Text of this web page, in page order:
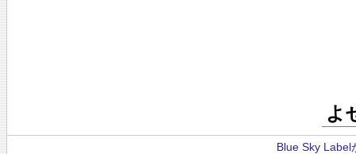
よ
Blue Sky Label